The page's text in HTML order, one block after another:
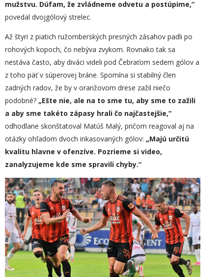
mužstvu. Dúfam, že zvládneme odvetu a postúpime,“
povedal dvojgólový strelec.
Až štyri z piatich ružomberských presných zásahov padli po
rohových kopoch, čo nebýva zvykom. Rovnako tak sa
nestáva často, aby diváci videli pod Čebraťom sedem gólov a
z toho päť v súperovej bráne. Spomína si stabilný člen
zadných radov, že by v oranžovom drese zažil niečo
podobné? „Ešte nie, ale na to sme tu, aby sme to zažili
a aby sme takéto zápasy hrali čo najčastejšie,“
odhodlane skonštatoval Matúš Malý, pričom reagoval aj na
otázky ohľadom dvoch inkasovaných gólov: „Majú určitú
kvalitu hlavne v ofenzíve. Pozrieme si video,
zanalyzujeme kde sme spravili chyby.“